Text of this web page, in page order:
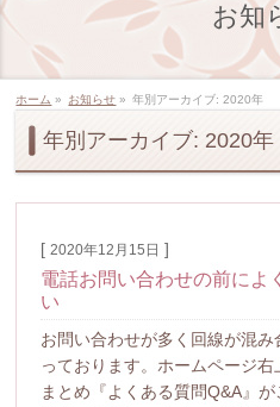
お知
ホーム » お知らせ » 年別アーカイブ: 2020年
年別アーカイブ: 2020年
[ 2020年12月15日 ]
電話お問い合わせの前によ
い
お問い合わせが多く回線が混
っております。ホームページ
まとめ『よくある質問Q&A』